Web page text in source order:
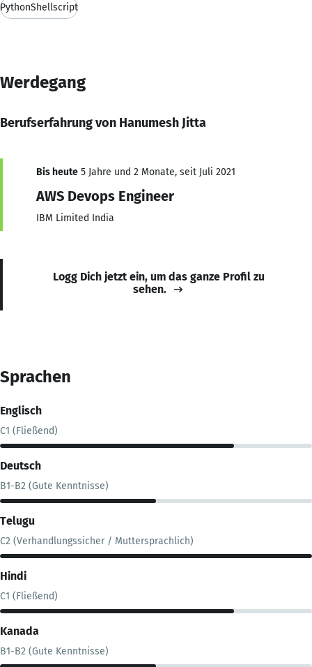
PythonShellscript
Werdegang
Berufserfahrung von Hanumesh Jitta
Bis heute 5 Jahre und 2 Monate, seit Juli 2021
AWS Devops Engineer
IBM Limited India
Logg Dich jetzt ein, um das ganze Profil zu
sehen.
Sprachen
Englisch
C1 (Fließend)
Deutsch
B1-B2 (Gute Kenntnisse)
Telugu
C2 (Verhandlungssicher / Muttersprachlich)
Hindi
C1 (Fließend)
Kanada
B1-B2 (Gute Kenntnisse)